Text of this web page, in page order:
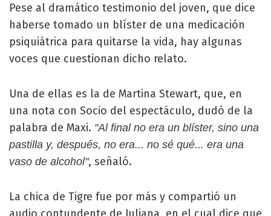
Pese al dramático testimonio del joven, que dice
haberse tomado un blíster de una medicación
psiquiátrica para quitarse la vida, hay algunas
voces que cuestionan dicho relato.
Una de ellas es la de Martina Stewart, que, en
una nota con Socio del espectáculo, dudó de la
palabra de Maxi. "Al final no era un blíster, sino una
pastilla y, después, no era... no sé qué... era una
vaso de alcohol", señaló.
La chica de Tigre fue por más y compartió un